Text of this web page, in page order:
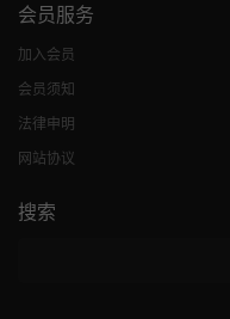
会员服务
加入会员
会员须知
法律申明
网站协议
搜索